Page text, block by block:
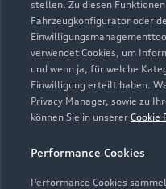
stellen. Zu diesen
Fahrzeugkonfigurator oder
verwendet Cookies, um
und wenn ja, für welche
Einwilligung erteilt haben.
Privacy Manager, sowie zu
können Sie in unserer Cookie
Performance Cookies
Performance Cookies